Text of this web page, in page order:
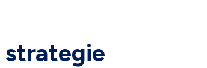
strategie